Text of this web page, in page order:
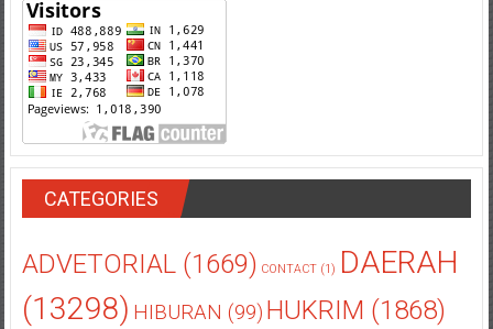
CATEGORIES
ADVETORIAL(1669) CONTACT(1) DAERAH
(13298) HIBURAN (99) HUKRIM (1868)